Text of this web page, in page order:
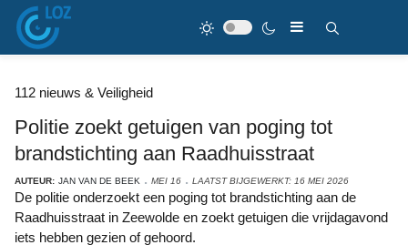
112 nieuws & Veiligheid
Politie zoekt getuigen van poging tot
brandstichting aan Raadhuisstraat
AUTEUR: JAN VAN DE BEEK MEI 16 LAATST BIJGEWERKT: 16 MEI 2026
De politie onderzoekt een poging tot brandstichting aan de
Raadhuisstraat in Zeewolde en zoekt getuigen die vrijdagavond
iets hebben gezien of gehoord.